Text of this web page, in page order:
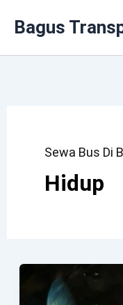
Bagus
Sewa Bus Di
Hidup